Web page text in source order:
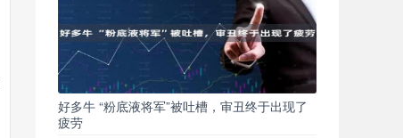
好多牛 “粉底液将军”被吐槽，审丑终于出现了
疲劳